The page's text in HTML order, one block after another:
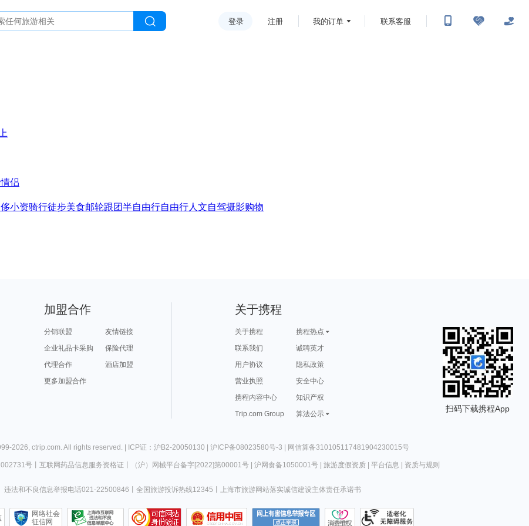
登录 注册 我的订单 联系客服
情侣
小资骑行徒步美食邮轮跟团半自由行自由行人文自驾摄影购物
加盟合作
分销联盟
友情链接
企业礼品卡采购
保险代理
代理合作
酒店加盟
更多加盟合作
关于携程
关于携程
携程热点
联系我们
诚聘英才
用户协议
隐私政策
营业执照
安全中心
携程内容中心
知识产权
Trip.com Group
算法公示
扫码下载携程App
2026, ctrip.com. All rights reserved. | ICP证：沪B2-20050130 | 沪ICP备08023580号-3 | 网信算备310105117481904230015号
号丨 互联网药品信息服务资格证 （沪）网械平台备字[2022]第00001号| 沪网食备1050001号| 旅游度假资质| 平台信息 资质与规则
违法和不良信息举报电话021-22500846 全国旅游投诉热线12345 上海市旅游网站落实诚信建设主体责任承诺书
网络社会
征信网